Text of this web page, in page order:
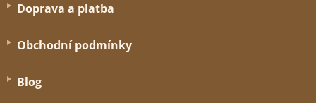
Doprava a platba
Obchodní podmínky
Blog